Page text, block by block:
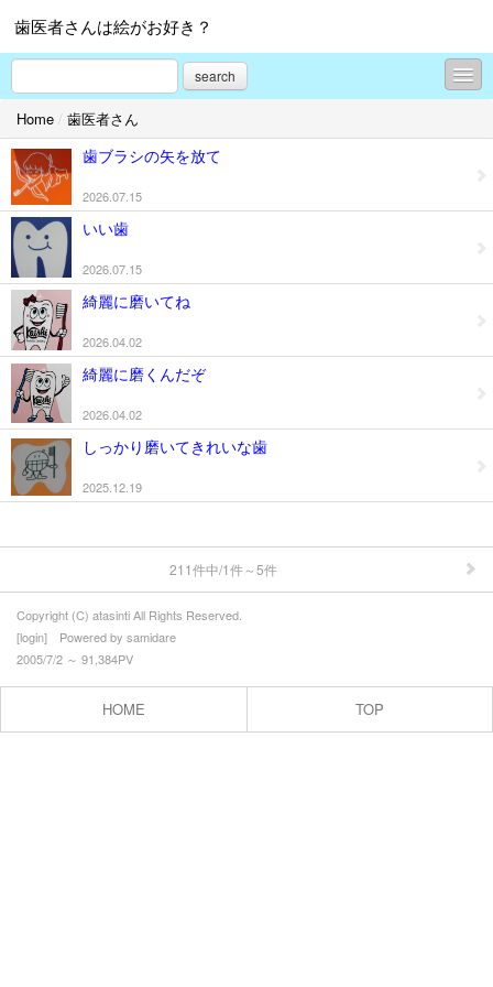
歯医者さんは絵がお好き？
search
歯医者さん
diary
プロフィール
お問合せ
Home / 歯医者さん
歯ブラシの矢を放て
2026.07.15
いい歯
2026.07.15
綺麗に磨いてね
2026.04.02
綺麗に磨くんだぞ
2026.04.02
しっかり磨いてきれいな歯
2025.12.19
211件中/1件～5件
Copyright (C) atasinti All Rights Reserved.
[login] Powered by samidare
2005/7/2 ～ 91,384PV
HOME TOP